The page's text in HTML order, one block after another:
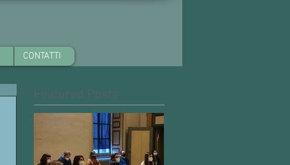
CONTATTI
Featured Posts